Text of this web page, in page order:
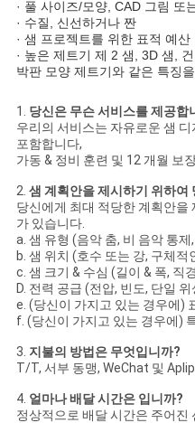
· 풀 사이즈/모양, CAD 그림 또
· 수질, 신선하거나 짠
· 샘 프로젝트를 위한 표적 예산
· 높은 제트기 제 2 샘, 3D 샘,
박판 모양 제트기와 같은 특징
1. 당신은 무슨 서비스를 제공합
우리의 서비스는 자유로운 샘
포함합니다,
가동 & 정비 훈련 및 12 개월 보
2. 샘 계획안을 제시하기 위하여
당신에게 최대 적당한 계획안을
가 있습니다.
a. 샘 유형 (음악 춤, 비 음악 통제
b. 샘 위치 (호수 또는 강, 구체적
c. 샘 크기 & 수심 (길이 & 폭, 직
D. 전력 공급 (전압, 빈도, 단일
e. (당신이 가지고 있는 경우에)
f. (당신이 가지고 있는 경우에)
3. 지불의 방법은 무엇입니까?
T/T, 서부 동맹, WeChat 및
4. 얼마나 배달 시간은 입니까?
정상적으로 배달 시간은 주어진